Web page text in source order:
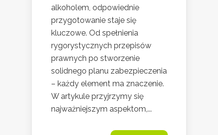
alkoholem, odpowiednie
przygotowanie staje się
kluczowe. Od spełnienia
rygorystycznych przepisów
prawnych po stworzenie
solidnego planu zabezpieczenia
– każdy element ma znaczenie.
W artykule przyjrzymy się
najważniejszym aspektom,...